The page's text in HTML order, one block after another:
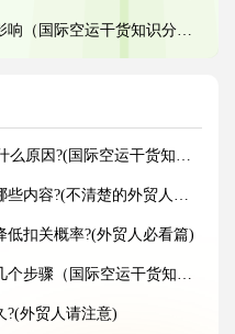
（国际空运干货知识分享）
因?(国际空运干货知识分享)
容?(不清楚的外贸人看过来)
低扣关概率?(外贸人必看篇)
（国际空运干货知识分享）
?(外贸人请注意)